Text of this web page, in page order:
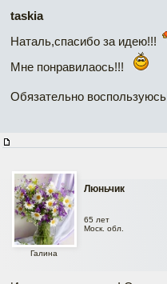
taskia
Наталь,спасибо за идею!!!
Мне понравилаось!!!
Обязательно
Люньчик
Галина
65 лет
Моск. обл.